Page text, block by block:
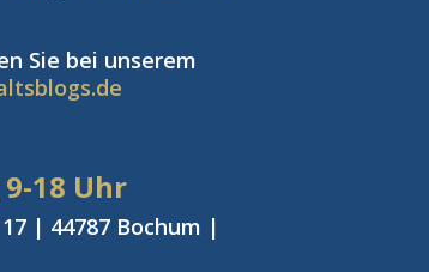
Sie bei unserem
9-18 Uhr
| 44787 Bochum |